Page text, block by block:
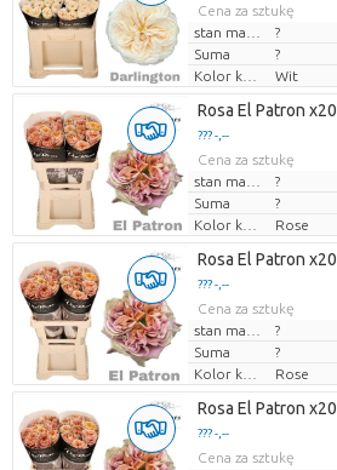
Cena za sztukę
?
Suma
?
Kolor kwiatów
Wit
Rosa El Patron x20
??? -,--
Cena za sztukę
?
Suma
?
Kolor kwiatów
Rose
Rosa El Patron x20
??? -,--
Cena za sztukę
?
Suma
?
Kolor kwiatów
Rose
Rosa El Patron x20
??? -,--
Cena za sztukę